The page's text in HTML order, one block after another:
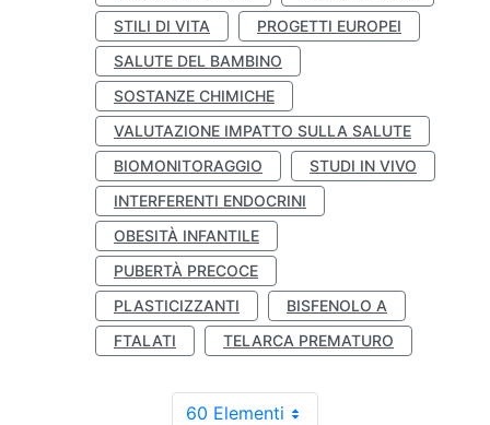
STILI DI VITA
PROGETTI EUROPEI
SALUTE DEL BAMBINO
SOSTANZE CHIMICHE
VALUTAZIONE IMPATTO SULLA SALUTE
BIOMONITORAGGIO
STUDI IN VIVO
INTERFERENTI ENDOCRINI
OBESITÀ INFANTILE
PUBERTÀ PRECOCE
PLASTICIZZANTI
BISFENOLO A
FTALATI
TELARCA PREMATURO
60 Elementi